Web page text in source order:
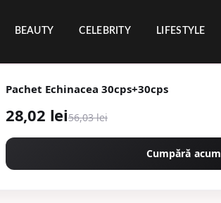
BEAUTY CELEBRITY LIFESTYLE
Pachet Echinacea 30cps+30cps
28,02 lei56,03 lei
Cumpără acum